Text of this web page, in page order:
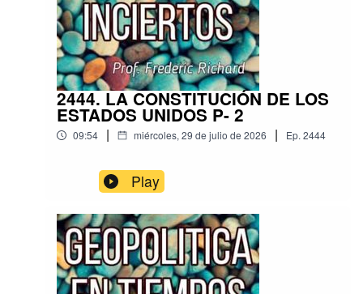
2444. LA CONSTITUCIÓN DE LOS
ESTADOS UNIDOS P- 2
09:54 | miércoles, 29 de julio de 2026 | Ep. 2444
Play